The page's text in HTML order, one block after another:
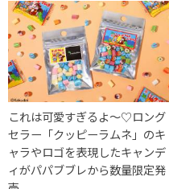
これは可愛すぎるよ〜♡ロング
セラー「クッピーラムネ」のキ
ャラやロゴを表現したキャンデ
ィがパパブブレから数量限定発